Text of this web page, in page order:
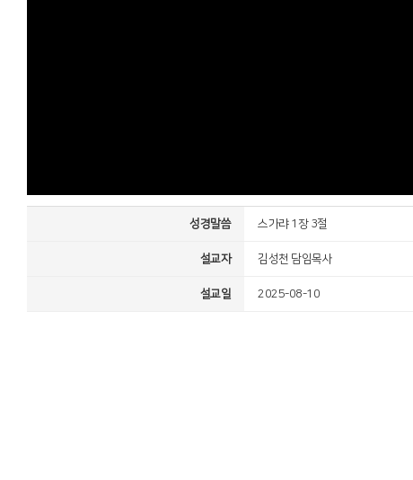
성경말씀 스가랴 1장 3절
설교자 김성천 담임목사
설교일 2025-08-10